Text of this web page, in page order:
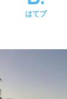
はてブ